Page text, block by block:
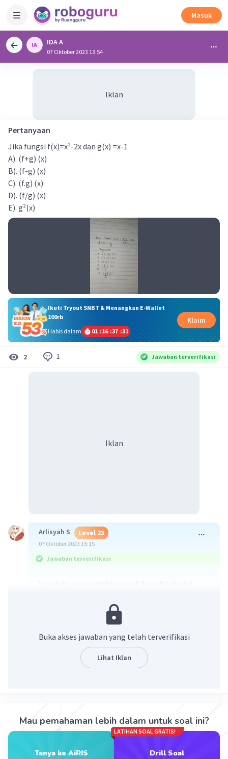
Masuk
IDA A
07 Oktober 2023 13:54
Iklan
Pertanyaan
Jika fungsi f(x)=x²-2x dan g(x) =x-1
A). (f+g) (x)
B). (f-g) (x)
C). (f.g) (x)
D). (f/g) (x)
E). g²(x)
Ikuti Tryout SNBT & Menangkan E-Wallet
100rb
Habis dalam
01 :16 :37 :31
Klaim
2 1 Jawaban terverifikasi
Iklan
Arlisyah S Level 23
07 Oktober 2023 15:15
Jawaban terverifikasi
a. (f+g) (x) = f(x) + g(x)
b. (f-g) (x) = f(x) - g(x)
C. (f.g) (x) = f(x).g(x)
d. (f/g) (x) = f(x) / g(x)
e. (g/f) (x) = g(x) / f(x)
Buka akses jawaban yang telah terverifikasi
Lihat Iklan
Mau pemahaman lebih dalam untuk soal ini?
Tanya ke AiRIS
LATIHAN SOAL GRATIS!
Drill Soal